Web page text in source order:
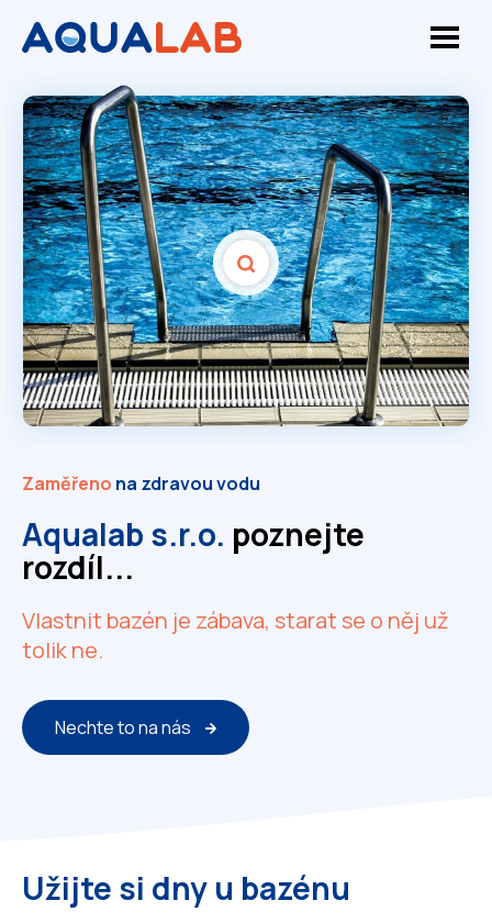
Zaměřeno na zdravou vodu
Aqualab s.r.o. poznejte
rozdíl...
Vlastnit bazén je zábava, starat se o něj už
tolik ne.
Nechte to na nás
Užijte si dny u bazénu